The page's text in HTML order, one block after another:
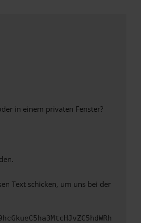
in einem privaten Fenster?
Text schicken, um uns bei der